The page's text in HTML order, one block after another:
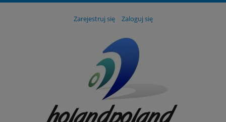
Zarejestruj się Zaloguj się